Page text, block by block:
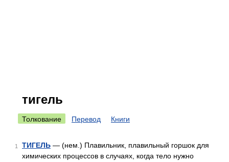
тигель
Толкование Перевод Книги
1 ТИГЕЛЬ — (нем.) Плавильник, плавильный горшок для
химических процессов в случаях, когда тело нужно